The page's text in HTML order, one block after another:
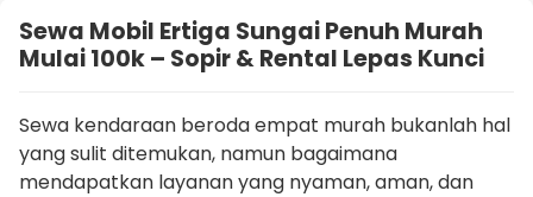
Sewa Mobil Ertiga Sungai Penuh Murah
Mulai 100k – Sopir & Rental Lepas Kunci
Sewa kendaraan beroda empat murah bukanlah hal
yang sulit ditemukan, namun bagaimana
mendapatkan layanan yang nyaman, aman, dan